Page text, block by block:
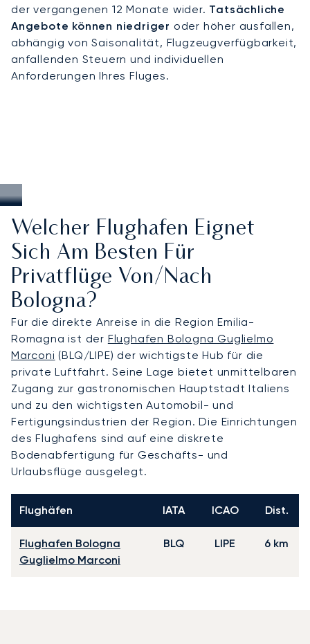
der vergangenen 12 Monate wider. Tatsächliche
Angebote können niedriger oder höher ausfallen,
abhängig von Saisonalität, Flugzeugverfügbarkeit,
anfallenden Steuern und individuellen
Anforderungen Ihres Fluges.
Welcher Flughafen Eignet
Sich Am Besten Für
Privatflüge Von/nach
Bologna?
Für die direkte Anreise in die Region Emilia-
Romagna ist der Flughafen Bologna Guglielmo
Marconi (BLQ/LIPE) der wichtigste Hub für die
private Luftfahrt. Seine Lage bietet unmittelbaren
Zugang zur gastronomischen Hauptstadt Italiens
und zu den wichtigsten Automobil- und
Fertigungsindustrien der Region. Die Einrichtungen
des Flughafens sind auf eine diskrete
Bodenabfertigung für Geschäfts- und
Urlaubsflüge ausgelegt.
Flughäfen IATA ICAO Dist.
Flughafen Bologna
Guglielmo Marconi
BLQ LIPE 6 km